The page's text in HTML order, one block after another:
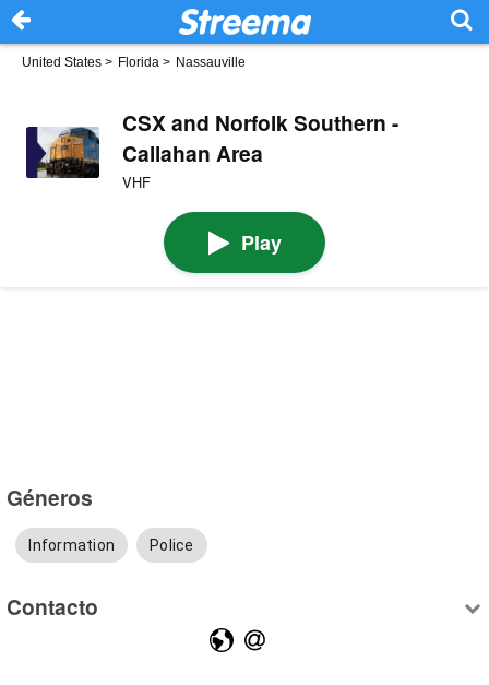
United States > Florida > Nassauville
CSX and Norfolk Southern -
Callahan Area
VHF
Play
Géneros
Information Police
Contacto